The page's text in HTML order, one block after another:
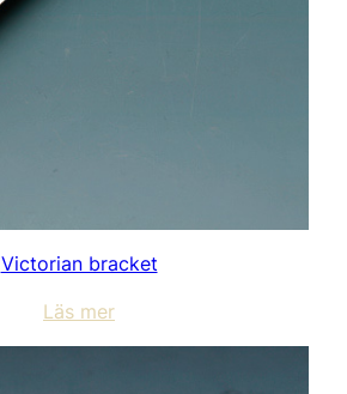
Victorian bracket
Läs mer